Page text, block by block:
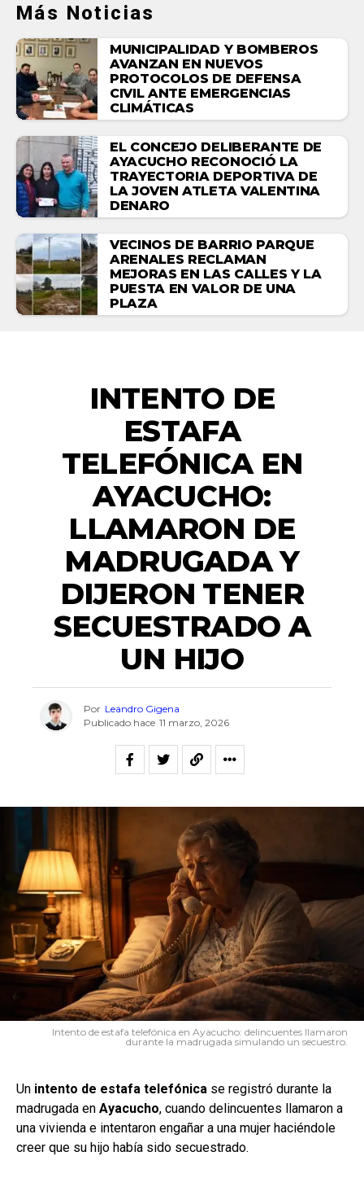
Más Noticias
MUNICIPALIDAD Y BOMBEROS
AVANZAN EN NUEVOS
PROTOCOLOS DE DEFENSA
CIVIL ANTE EMERGENCIAS
CLIMÁTICAS
EL CONCEJO DELIBERANTE DE
AYACUCHO RECONOCIÓ LA
TRAYECTORIA DEPORTIVA DE
LA JOVEN ATLETA VALENTINA
DENARO
VECINOS DE BARRIO PARQUE
ARENALES RECLAMAN
MEJORAS EN LAS CALLES Y LA
PUESTA EN VALOR DE UNA
PLAZA
INTENTO DE
ESTAFA
TELEFÓNICA EN
AYACUCHO:
LLAMARON DE
MADRUGADA Y
DIJERON TENER
SECUESTRADO A
UN HIJO
Por Leandro Gigena
Publicado hace 11 marzo, 2026
Intento de estafa telefónica en Ayacucho: delincuentes llamaron
durante la madrugada simulando un secuestro.
Un intento de estafa telefónica se registró durante la
madrugada en Ayacucho, cuando delincuentes llamaron a
una vivienda e intentaron engañar a una mujer haciéndole
creer que su hijo había sido secuestrado.